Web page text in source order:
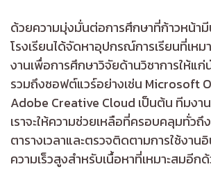
ด้วยความมุ่งมั่นต่อการศึกษาที่ก้าวหน้า
โรงเรียนได้จัดหาอุปกรณ์การเรียนที่เหม
งานเพื่อการศึกษาวิจัยด้านวิชาการให้แ
รวมถึงซอฟต์แวร์อย่างเช่น Microsoft
Adobe Creative Cloud เป็นต้น ทีมงา
เราจะให้ความช่วยเหลือที่ครอบคลุมทั่วถึ
ตารางเวลาและตรวจติดตามการใช้งาน
ความเร็วสูงสำหรับเนื้อหาที่เหมาะสมอีก